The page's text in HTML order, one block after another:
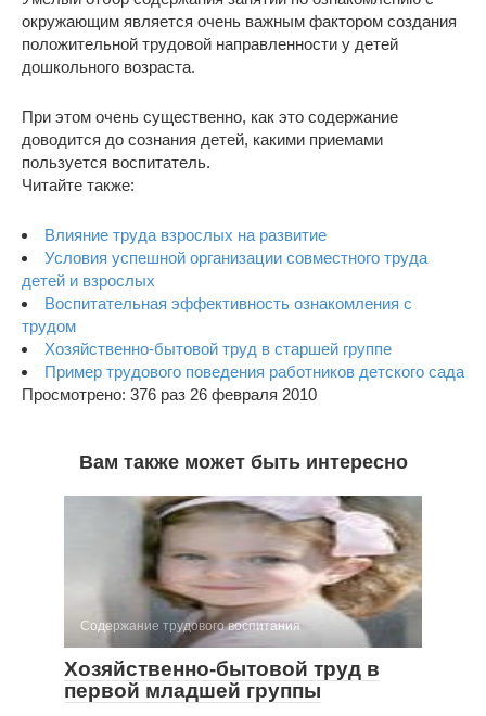
окружающим является очень важным фактором создания
положительной трудовой направленности у детей
дошкольного возраста.
При этом очень существенно, как это содержание
доводится до сознания детей, какими приемами
пользуется воспитатель.
Читайте также:
Влияние труда взрослых на развитие
Условия успешной организации совместного труда
детей и взрослых
Воспитательная эффективность ознакомления с
трудом
Хозяйственно-бытовой труд в старшей группе
Пример трудового поведения работников детского сада
Просмотрено: 376 раз 26 февраля 2010
Вам также может быть интересно
Содержание трудового воспитания
Хозяйственно-бытовой труд в
первой младшей группы